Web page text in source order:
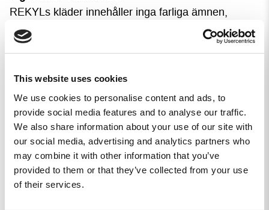
This website uses cookies
We use cookies to personalise content and ads, to
provide social media features and to analyse our traffic.
We also share information about your use of our site with
our social media, advertising and analytics partners who
may combine it with other information that you’ve
provided to them or that they’ve collected from your use
of their services.
REKYLs kläder innehåller inga farliga ämnen,
varken för människor eller naturen. Den här tischan
är tillverkad av 100% bomull och certifierad enligt
Premium-tischa tillverkad av grymt skön bomull.
T-shirten har en ledig passform.
Vill du att tröjan ska sitta mer tight, ta en mindre
storlek, måtten finner du längre ner på sidan.
Storlekar